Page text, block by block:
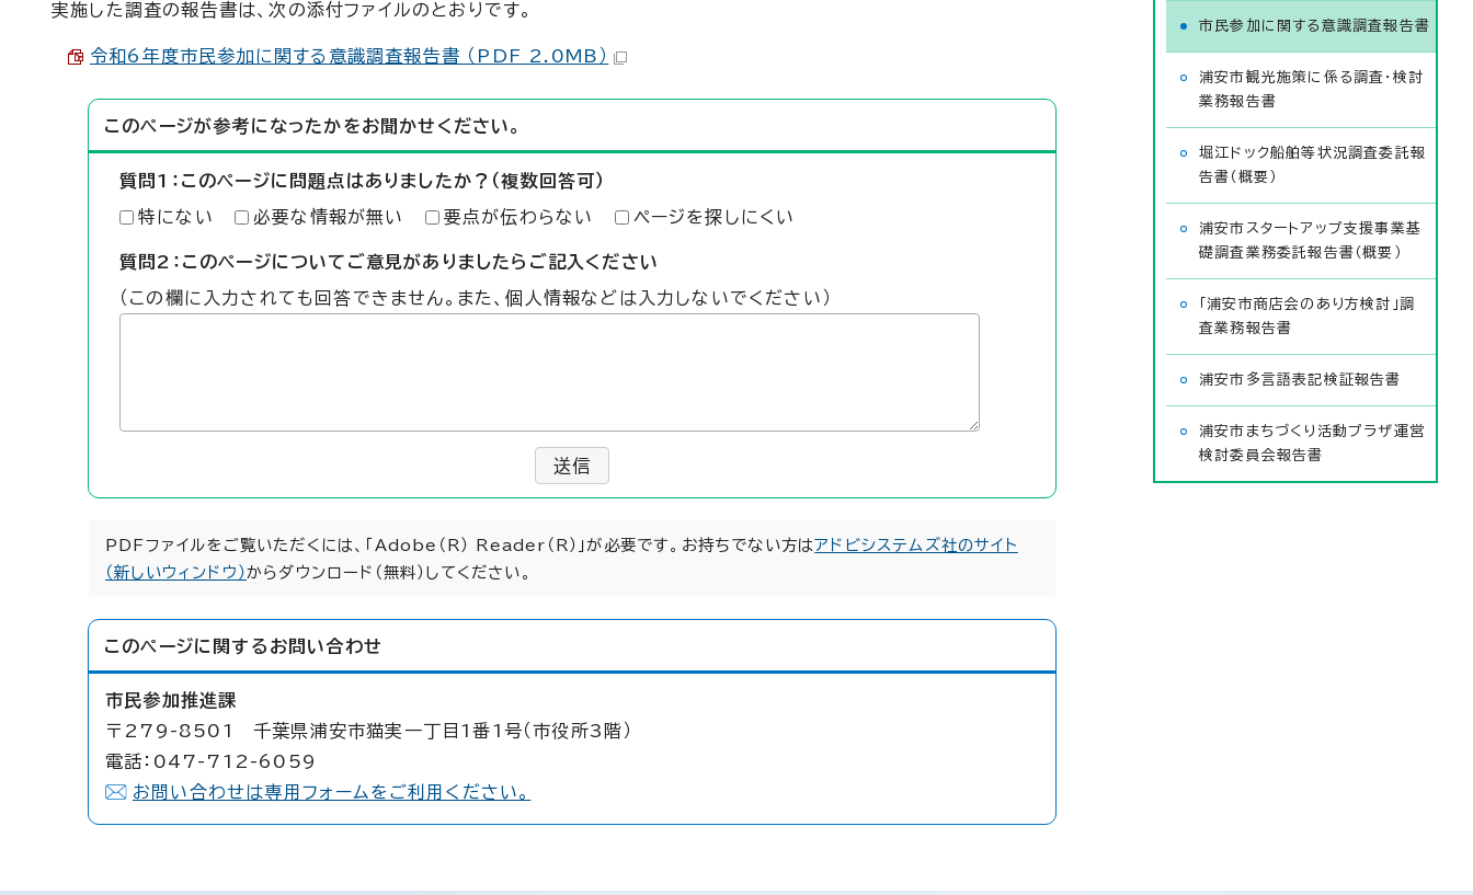
実施した調査の報告書は、次の添付ファイルのとおりです。
令和6年度市民参加に関する意識調査報告書 （PDF 2.0MB）
このページが参考になったかをお聞かせください。
質問1：このページに問題点はありましたか？（複数回答可）
特にない 必要な情報が無い 要点が伝わらない ページを探しにくい
質問2：このページについてご意見がありましたらご記入ください
（この欄に入力されても回答できません。また、個人情報などは入力しないでください）
送信
PDFファイルをご覧いただくには、「Adobe（R） Reader（R）」が必要です。お持ちでない方はアドビシステムズ社のサイト
（新しいウィンドウ）からダウンロード（無料）してください。
このページに関する お問い合わせ
市民参加推進課
〒279-8501 千葉県浦安市猫実一丁目1番1号（市役所3階）
電話：047-712-6059
お問い合わせは専用フォームをご利用ください。
市民参加に関する意識調査報告書
浦安市観光施策に係る調査・検討
業務報告書
堀江ドック船舶等状況調査委託報
告書（概要）
浦安市スタートアップ支援事業基
礎調査業務委託報告書（概要）
「浦安市商店会のあり方検討」調
査業務報告書
浦安市多言語表記検証報告書
浦安市まちづくり活動プラザ運営
検討委員会報告書